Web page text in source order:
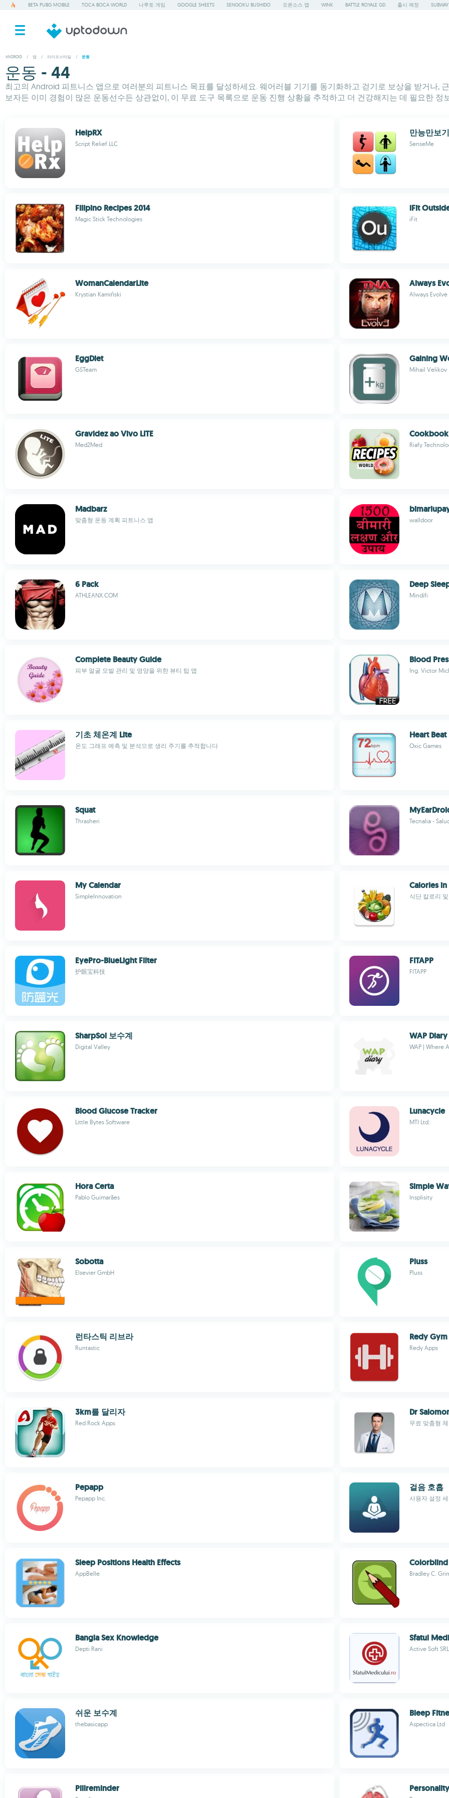
BETA PUBG MOBILE TOCA BOCA WORLD 나루토 게임 GOOGLE SHEETS SENGOKU BUSHIDO 오픈소스 앱 WINK BATTLE ROYALE GD 출시 예정
ANDROID / 앱 / 라이프스타일 / 운동
운동 - 44
최고의 Android 피트니스 앱으로 여러분의 피트니스 목표를 달성하세요. 웨어러블 기기를 동기화하고 걷기로 보상을 받거나,
보자든 이미 경험이 많은 운동선수든 상관없이, 이 무료 도구 목록으로 운동 진행 상황을 추적하고 더 건강해지는 데 필요한 정
HelpRX
Script Relief LLC
만능만보기
SenseMe
Filipino Recipes 2014
Magic Stick Technologies
iFit
iFit
WomanCalendarLite
Krystian Kamiński
Always
Always Evolve
EggDiet
GSTeam
Gaining
Mihail Velikov
Gravidez ao Vivo LITE
Med2Med
Cookbook
Riafy
Madbarz
맞춤형 운동 계획 피트니스 앱 walldoor
6 Pack
ATHLEANX.COM
Deep
Mindifi
Complete Beauty Guide
피부 얼굴 모발 관리 및 영양을 위한 뷰티 팁 앱
Blood
Ing. Victor
기초 체온계 Lite
온도 그래프 예측 및 분석으로 생리 주기를 추적합니다
Heart
Oxic Games
Squat
Thrasheri Tecnalia -
My Calendar
SimpleInnovation
Calories
식단 칼로리
EyePro-BlueLight Filter
护眼宝科技
FITAPP
FITAPP
SharpSol 보수계
Digital Valley
WAP Diary
WAP | Where
Blood Glucose Tracker
Little Bytes Software
Lunacycle
MTI Ltd.
Hora Certa
Pablo Guimarães
Simple
Insplisity
Sobotta
Elsevier GmbH
Pluss
Pluss
런타스틱 리브라
Runtastic
Redy
Redy Apps
3km를 달리자
Red Rock Apps
Dr
무료 맞춤형
Pepapp
Pepapp Inc.
걸음 호흡
사용자 설정
Sleep Positions Health Effects
AppBelle
Colorblind
Bradley C.
Bangla Sex Knowledge
Depti Rani
Sfatul
Active Soft SRL
쉬운 보수계
thebasicapp
Bleep
Aspectica Ltd
Pillreminder